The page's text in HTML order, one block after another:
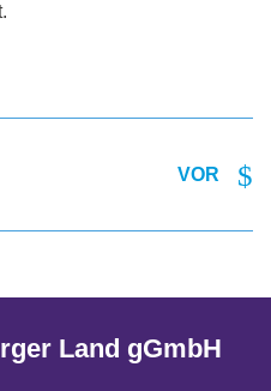
VOR
Land gGmbH